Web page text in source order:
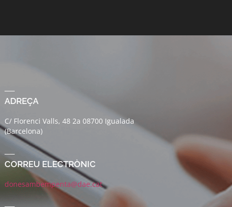
ADREÇA
C/ Florenci Valls, 48 2a 08700 Igualada
(Barcelona)
CORREU ELECTRÒNIC
donesambempenta@dae.cat